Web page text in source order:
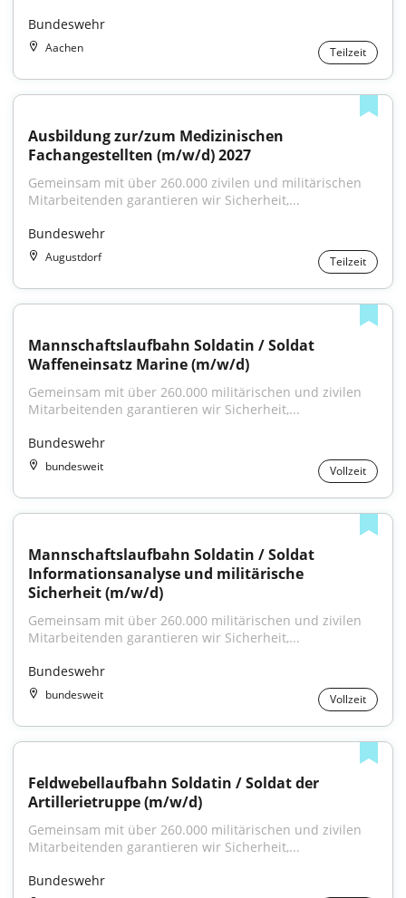
Bundeswehr
Aachen Teilzeit
Ausbildung zur/zum Medizinischen
Fachangestellten (m/w/d) 2027
Gemeinsam mit über 260.000 zivilen und militärischen
Mitarbeitenden garantieren wir Sicherheit,...
Bundeswehr
Augustdorf Teilzeit
Mannschaftslaufbahn Soldatin / Soldat
Waffeneinsatz Marine (m/w/d)
Gemeinsam mit über 260.000 militärischen und zivilen
Mitarbeitenden garantieren wir Sicherheit,...
Bundeswehr
bundesweit Vollzeit
Mannschaftslaufbahn Soldatin / Soldat
Informationsanalyse und militärische
Sicherheit (m/w/d)
Gemeinsam mit über 260.000 militärischen und zivilen
Mitarbeitenden garantieren wir Sicherheit,...
Bundeswehr
bundesweit Vollzeit
Feldwebellaufbahn Soldatin / Soldat der
Artillerietruppe (m/w/d)
Gemeinsam mit über 260.000 militärischen und zivilen
Mitarbeitenden garantieren wir Sicherheit,...
Bundeswehr